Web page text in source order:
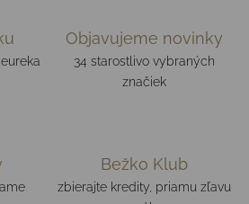
Objavujeme novinky
34 starostlivo vybraných
značiek
Bežko Klub
zbierajte kredity, priamu zľavu